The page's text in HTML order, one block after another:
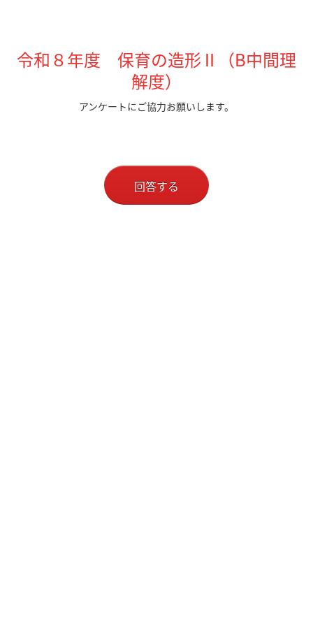
令和８年度 保育の造形Ⅱ（B中間理
解度）
アンケートにご協力お願いします。
回答する